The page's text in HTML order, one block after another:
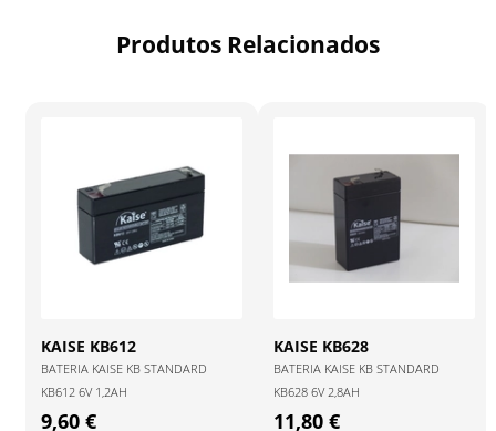
Produtos Relacionados
KAISE KB612
BATERIA KAISE KB STANDARD
KB612 6V 1,2AH
9,60 €
KAISE KB628
BATERIA KAISE KB STANDARD
KB628 6V 2,8AH
11,80 €